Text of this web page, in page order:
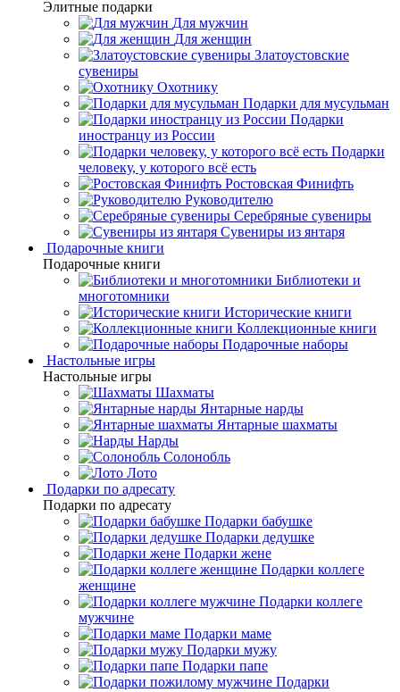
Элитные подарки
Для мужчин
Для женщин
Златоустовские
сувениры
Охотнику
Подарки для мусульман
Подарки
иностранцу из России
Подарки
человеку, у которого всё есть
Ростовская Финифть
Руководителю
Серебряные сувениры
Сувениры из янтаря
Подарочные книги
Подарочные книги
Библиотеки и
многотомники
Исторические книги
Коллекционные книги
Подарочные наборы
Настольные игры
Настольные игры
Шахматы
Янтарные нарды
Янтарные шахматы
Нарды
Солонобль
Лото
Подарки по адресату
Подарки по адресату
Подарки бабушке
Подарки дедушке
Подарки жене
Подарки коллеге
женщине
Подарки коллеге
мужчине
Подарки маме
Подарки мужу
Подарки папе
Подарки